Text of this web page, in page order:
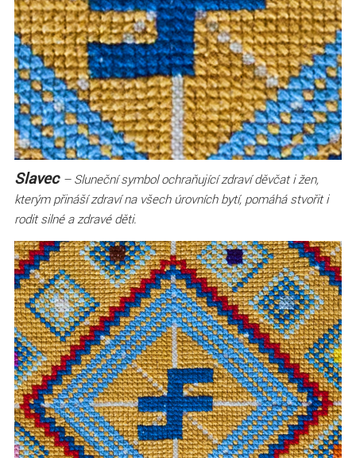
Slavec – Sluneční symbol ochraňující zdraví děvčat i žen,
kterým přináší zdraví na všech úrovních bytí, pomáhá stvořit i
rodit silné a zdravé děti.